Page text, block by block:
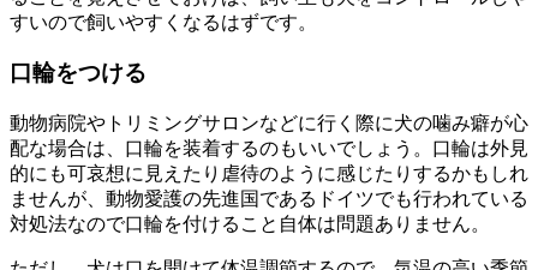
すいので飼いやすくなるはずです。
口輪をつける
動物病院やトリミングサロンなどに行く際に犬の噛み癖が心
配な場合は、口輪を装着するのもいいでしょう。口輪は外見
的にも可哀想に見えたり虐待のように感じたりするかもしれ
ませんが、動物愛護の先進国であるドイツでも行われている
対処法なので口輪を付けること自体は問題ありません。